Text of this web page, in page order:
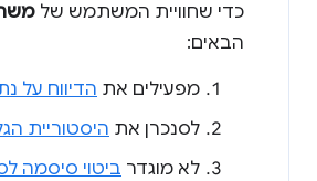
כדי שחוויית המשתמש של
הבאים:
מפעילים את הדיווח על
לסנכרן את היסטוריית
לא מוגדר ביטוי סיסמה